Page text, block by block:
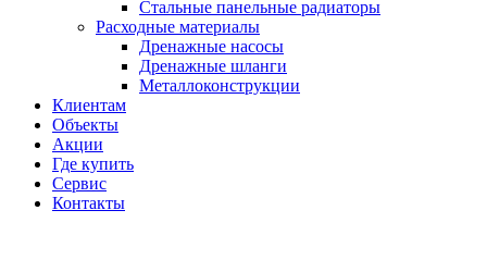
Стальные панельные радиаторы
Расходные материалы
Дренажные насосы
Дренажные шланги
Металлоконструкции
Клиентам
Объекты
Акции
Где купить
Сервис
Контакты